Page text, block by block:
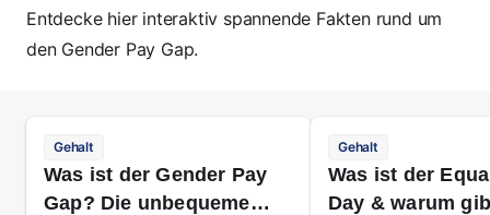
Entdecke hierinteraktiv spannende Fakten rund um
den Gender Pay Gap.
Gehalt
Was ist der Gender Pay
Gap? Die unbequeme
Gehalt
Was ist der
Day & warum